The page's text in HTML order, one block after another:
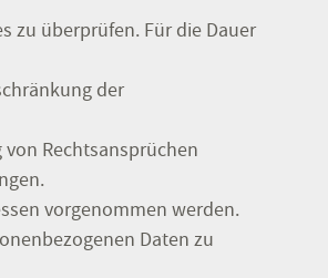
zu überprüfen. Für die Dauer
der
Rechtsansprüchen
vorgenommen werden.
Daten zu